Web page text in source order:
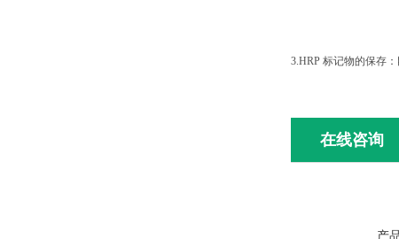
3.HRP 标记物的保存
在线咨询
产